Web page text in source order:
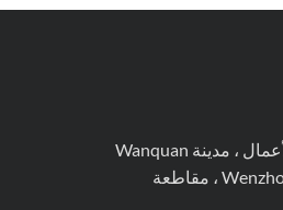
المبنى 5 ، حديقة Zilai لريادة الأعمال ، مدينة Wanquan
، مقاطعة Pingyang ، مقاطعة Wenzhou ، مقاطعة